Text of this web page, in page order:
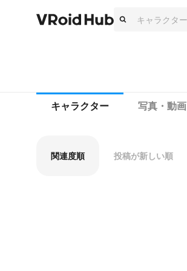
キャラクター 写真・動画
関連度順 投稿が新しい順